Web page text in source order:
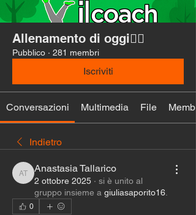
Allenamento di oggi🏃‍♂️
Pubblico · 281 membri
Iscriviti
Conversazioni Multimedia File Membri
Indietro
Anastasia Tallarico
Anastasia Tallarico
2 ottobre 2025 · si è unito al
gruppo insieme a giuliasaporito16
0